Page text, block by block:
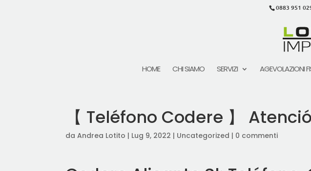
0883 951
HOME CHI SIAMO SERVIZI AGEVOLAZIONI
【 Teléfono Codere 】
daAndrea Lotito | Lug 9, 2022 | Uncategorized | 0 commenti